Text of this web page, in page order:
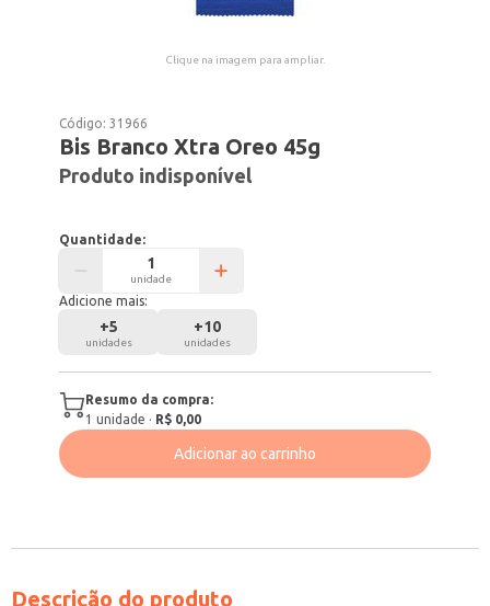
Clique na imagem para ampliar.
Código:31966
Bis Branco Xtra Oreo 45g
Produto indisponível
Quantidade:
unidade
Adicione mais:
+5
unidades
+10
unidades
Resumo da compra:
1 unidade · R$ 0,00
Adicionar ao carrinho
Descrição do produto